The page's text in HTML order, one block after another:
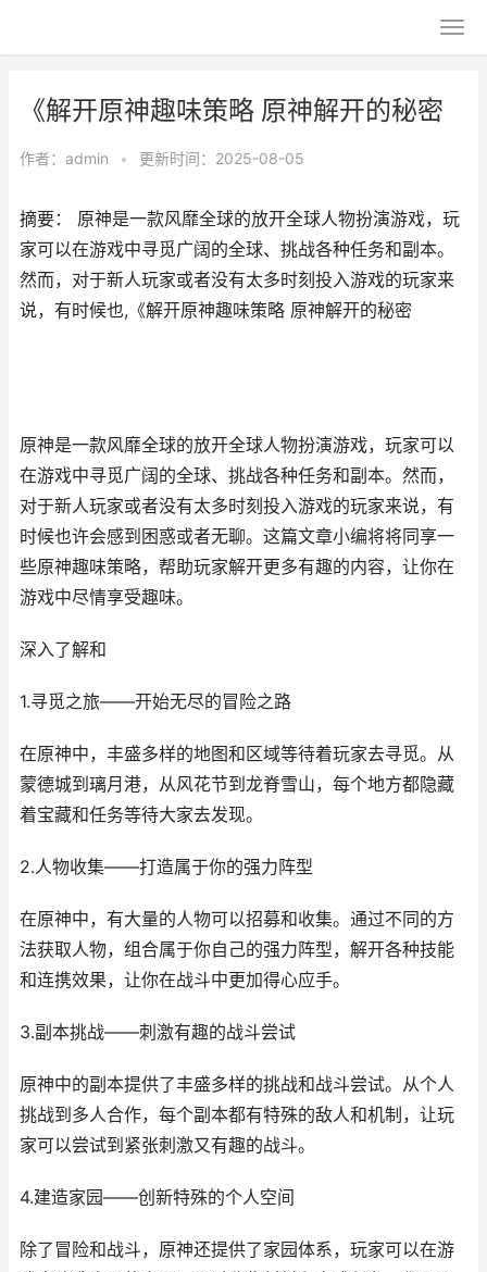
《解开原神趣味策略 原神解开的秘密
作者： admin • 更新时间：2025-08-05
摘要： 原神是一款风靡全球的放开全球人物扮演游戏，玩
家可以在游戏中寻觅广阔的全球、挑战各种任务和副本。
然而，对于新人玩家或者没有太多时刻投入游戏的玩家来
说，有时候也,《解开原神趣味策略 原神解开的秘密
原神是一款风靡全球的放开全球人物扮演游戏，玩家可以
在游戏中寻觅广阔的全球、挑战各种任务和副本。然而，
对于新人玩家或者没有太多时刻投入游戏的玩家来说，有
时候也许会感到困惑或者无聊。这篇文章小编将将同享一
些原神趣味策略，帮助玩家解开更多有趣的内容，让你在
游戏中尽情享受趣味。
深入了解和
1.寻觅之旅——开始无尽的冒险之路
在原神中，丰盛多样的地图和区域等待着玩家去寻觅。从
蒙德城到璃月港，从风花节到龙脊雪山，每个地方都隐藏
着宝藏和任务等待大家去发现。
2.人物收集——打造属于你的强力阵型
在原神中，有大量的人物可以招募和收集。通过不同的方
法获取人物，组合属于你自己的强力阵型，解开各种技能
和连携效果，让你在战斗中更加得心应手。
3.副本挑战——刺激有趣的战斗尝试
原神中的副本提供了丰盛多样的挑战和战斗尝试。从个人
挑战到多人合作，每个副本都有特殊的敌人和机制，让玩
家可以尝试到紧张刺激又有趣的战斗。
4.建造家园——创新特殊的个人空间
除了冒险和战斗，原神还提供了家园体系，玩家可以在游